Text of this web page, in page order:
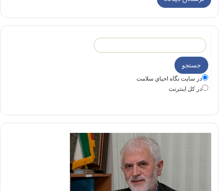
در سايت نگاه احياي سلامت
در كل اينترنت